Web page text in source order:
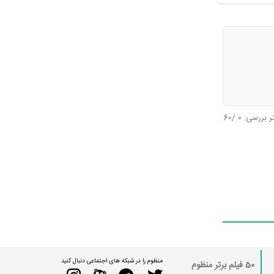
بررسی: 0
/60
50 فیلم برتر منظوم منظوم را در شبکه های اجتماعی دنبال کنید